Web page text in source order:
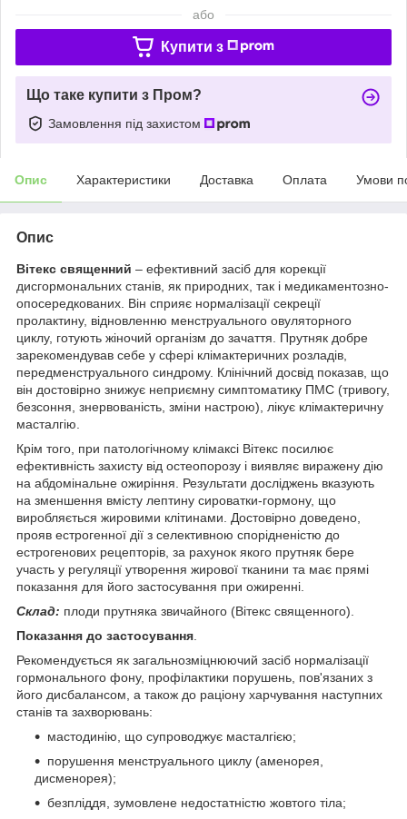
або
Купити з
Що таке купити з Пром?
Замовлення під захистом
Опис Характеристики Доставка Оплата Умови
Опис
Вітекс священний – ефективний засіб для корекції
дисгормональних станів, як природних, так і медикаментозно-
опосередкованих. Він сприяє нормалізації секреції
пролактину, відновленню менструального овуляторного
циклу, готують жіночий організм до зачаття. Прутняк добре
зарекомендував себе у сфері клімактеричних розладів,
передменструального синдрому. Клінічний досвід показав, що
він достовірно знижує неприємну симптоматику ПМС (тривогу,
безсоння, знервованість, зміни настрою), лікує клімактеричну
масталгію.
Крім того, при патологічному клімаксі Вітекс посилює
ефективність захисту від остеопорозу і виявляє виражену дію
на абдомінальне ожиріння. Результати досліджень вказують
на зменшення вмісту лептину сироватки-гормону, що
виробляється жировими клітинами. Достовірно доведено,
прояв естрогенної дії з селективною спорідненістю до
естрогенових рецепторів, за рахунок якого прутняк бере
участь у регуляції утворення жирової тканини та має прямі
показання для його застосування при ожиренні.
Склад: плоди прутняка звичайного (Вітекс священного).
Показання до застосування
Рекомендується як загальнозміцнюючий засіб нормалізації
гормонального фону, профілактики порушень, пов'язаних з
його дисбалансом, а також до раціону харчування наступних
станів та захворювань:
мастодинію, що супроводжує масталгією;
порушення менструального циклу (аменорея,
дисменорея);
безпліддя, зумовлене недостатністю жовтого тіла;